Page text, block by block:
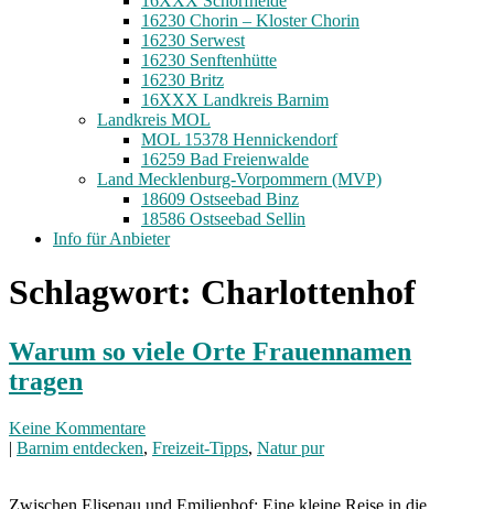
16230 Chorin – Kloster Chorin
16230 Serwest
16230 Senftenhütte
16230 Britz
16XXX Landkreis Barnim
Landkreis MOL
MOL 15378 Hennickendorf
16259 Bad Freienwalde
Land Mecklenburg-Vorpommern (MVP)
18609 Ostseebad Binz
18586 Ostseebad Sellin
Info für Anbieter
Schlagwort: Charlottenhof
Warum so viele Orte Frauennamen
tragen
Keine Kommentare
| Barnim entdecken, Freizeit-Tipps, Natur pur
Zwischen Elisenau und Emilienhof: Eine kleine Reise in die